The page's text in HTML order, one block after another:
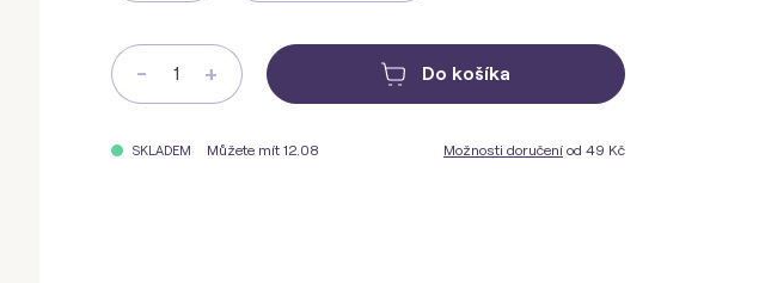
- + Do košíka
SKLADEM Můžete mít 12.08 Možnosti doručení od 49 Kč